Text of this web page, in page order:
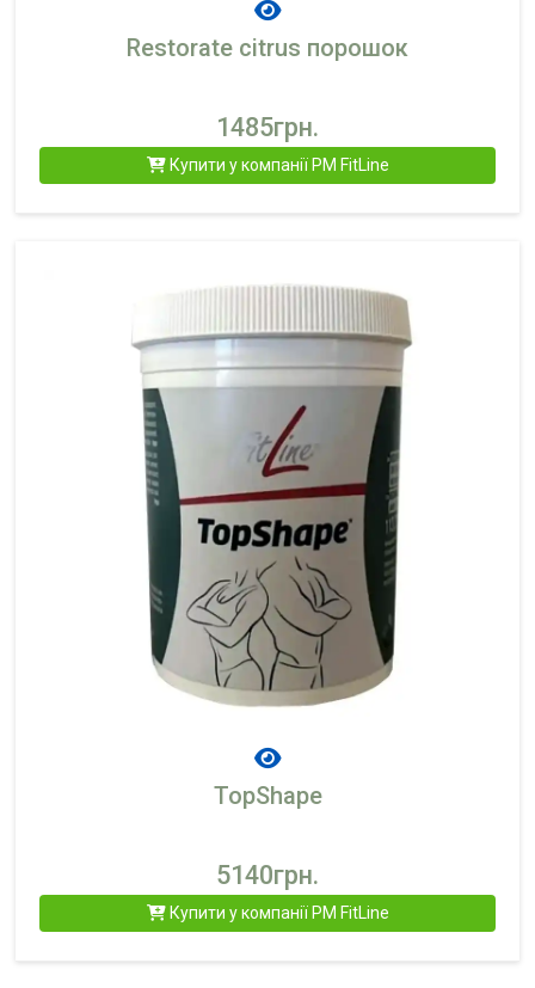
Restorate citrus порошок
1485грн.
Купити у компанії PM FitLine
TopShape
5140грн.
Купити у компанії PM FitLine